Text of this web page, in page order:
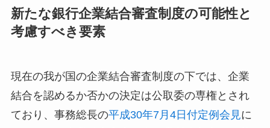
新たな銀行企業結合審査制度の可能性と
考慮すべき要素
現在の我が国の企業結合審査制度の下では、企業
結合を認めるか否かの決定は公取委の専権とされ
ており、事務総長の平成30年7月4日付定例会見に